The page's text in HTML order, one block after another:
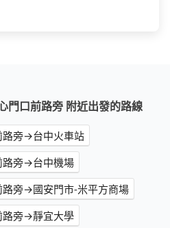
門口前路旁 附近出發的路線
路旁→台中火車站
路旁→台中機場
旁→國安門市-米平方商場
路旁→靜宜大學